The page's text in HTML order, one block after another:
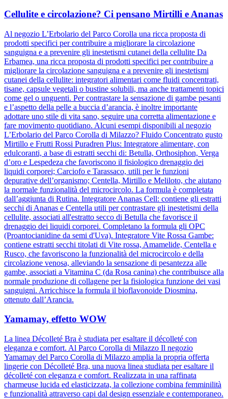
Cellulite e circolazione? Ci pensano Mirtilli e Ananas
Al negozio L’Erbolario del Parco Corolla una ricca proposta di
prodotti specifici per contribuire a migliorare la circolazione
sanguigna e a prevenire gli inestetismi cutanei della cellulite Da
Erbamea, una ricca proposta di prodotti specifici per contribuire a
migliorare la circolazione sanguigna e a prevenire gli inestetismi
cutanei della cellulite: integratori alimentari come fluidi concentrati,
tisane, capsule vegetali o bustine solubili, ma anche trattamenti topici
come gel o unguenti. Per contrastare la sensazione di gambe pesanti
e l’aspetto della pelle a buccia d’arancia, è inoltre importante
adottare uno stile di vita sano, seguire una corretta alimentazione e
fare movimento quotidiano. Alcuni esempi disponibili al negozio
L’Erbolario del Parco Corolla di Milazzo? Fluido Concentrato gusto
Mirtillo e Frutti Rossi Puradren Plus: Integratore alimentare, con
edulcoranti, a base di estratti secchi di: Betulla, Orthosiphon, Verga
d’oro e Lespedeza che favoriscono il fisiologico drenaggio dei
liquidi corporei; Carciofo e Tarassaco, utili per le funzioni
depurative dell’organismo; Centella, Mirtillo e Meliloto, che aiutano
la normale funzionalità del microcircolo. La formula è completata
dall’aggiunta di Rutina. Integratore Ananas Cell: contiene gli estratti
secchi di Ananas e Centella utili per contrastare gli inestetismi della
cellulite, associati all'estratto secco di Betulla che favorisce il
drenaggio dei liquidi corporei. Completano la formula gli OPC
(Proantocianidine da semi d'Uva). Integratore Vite Rossa Gambe:
contiene estratti secchi titolati di Vite rossa, Amamelide, Centella e
Rusco, che favoriscono la funzionalità del microcircolo e della
circolazione venosa, alleviando la sensazione di pesantezza alle
gambe, associati a Vitamina C (da Rosa canina) che contribuisce alla
normale produzione di collagene per la fisiologica funzione dei vasi
sanguigni. Arricchisce la formula il bioflavonoide Diosmina,
ottenuto dall’Arancia.
Yamamay, effetto WOW
La linea Décolleté Bra è studiata per esaltare il décolleté con
eleganza e comfort. Al Parco Corolla di Milazzo Il negozio
Yamamay del Parco Corolla di Milazzo amplia la propria offerta
lingerie con Décolleté Bra, una nuova linea studiata per esaltare il
décolleté con eleganza e comfort. Realizzata in una raffinata
charmeuse lucida ed elasticizzata, la collezione combina femminilità
e funzionalità attraverso capi dal design essenziale e contemporaneo.